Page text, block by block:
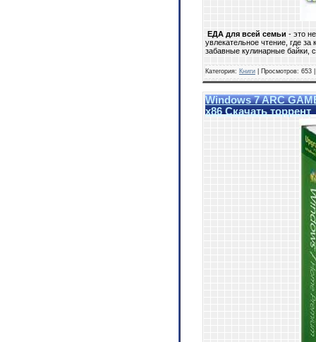
ЕДА для всей семьи - это
увлекательное чтение, где
забавные кулинарные байки,
Категория: Книги | Просмотров: 653
Windows 7 ARC
x86 Скачать торрент